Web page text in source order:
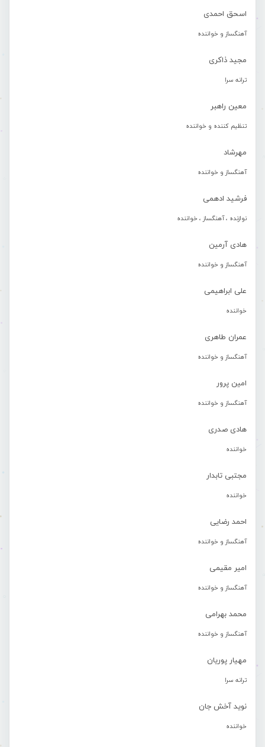
اسحق احمدی
آهنگساز و خواننده
مجید ذاکری
ترانه سرا
معین راهبر
تنظیم کننده و خواننده
مهرشاد
آهنگساز و خواننده
فرشید ادهمی
نوازنده ، آهنگساز ، خواننده
هادی آرمین
آهنگساز و خواننده
علی ابراهیمی
خواننده
عمران طاهری
آهنگساز و خواننده
امین پرور
آهنگساز و خواننده
هادی صدری
خواننده
مجتبی تابدار
خواننده
احمد رضایی
آهنگساز و خواننده
امیر مقیمی
آهنگساز و خواننده
محمد بهرامی
آهنگساز و خواننده
مهیار پوریان
ترانه سرا
نوید آخش جان
خواننده